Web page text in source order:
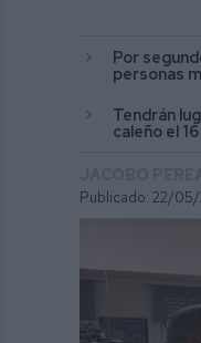
Por
personas
Tendrán
caleño el
Publicado: 22/05/